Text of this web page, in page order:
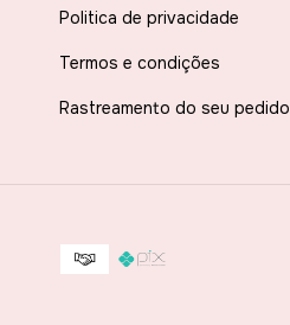
Politica de privacidade
Termos e condições
Rastreamento do seu pedido